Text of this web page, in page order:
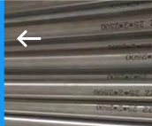
বাড়ি
TOBO
STEEL
GROUP
CHINA.
All
Rights
Reserved.